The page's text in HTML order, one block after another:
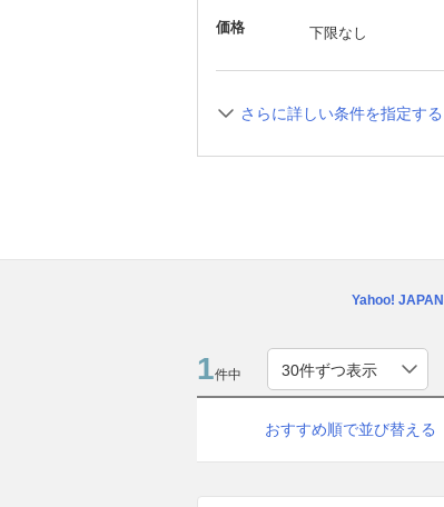
価格 下限なし
さらに詳しい条件を指定する
Yahoo!
1件中
おすすめ順で並び替える